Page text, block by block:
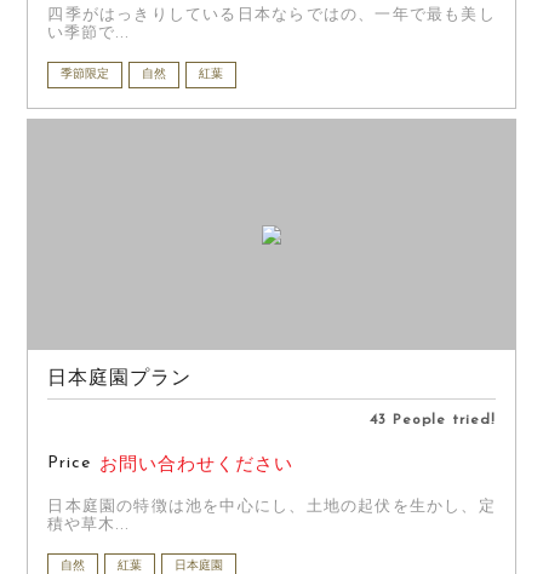
四季がはっきりしている日本ならではの、一年で最も美し
い季節で...
季節限定 自然 紅葉
日本庭園プラン
43 People tried!
Price お問い合わせください
日本庭園の特徴は池を中心にし、土地の起伏を生かし、定
積や草木...
自然 紅葉 日本庭園